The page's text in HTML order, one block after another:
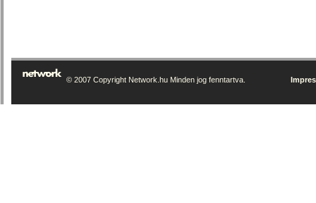
© 2007 Copyright Network.hu Minden jog fenntartva.